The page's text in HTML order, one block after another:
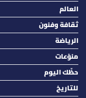
العالم
ثقافة وفنون
الرياضة
منوّعات
حظّك اليوم
للتاريخ